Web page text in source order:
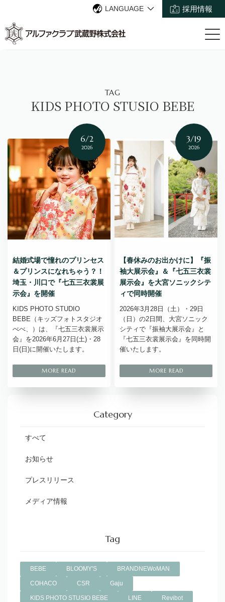
LANGUAGE 採用情報
TAG
KIDS PHOTO STUSIO BEBE
6/2
2026
結婚式場で憧れのプリンセス
＆プリンスになれちゃう？！
埼玉・川口で『七五三衣裳展
示会』を開催
KIDS PHOTO STUDIO
BEBE（キッズフォトスタジオ
べべ、）は、『七五三衣裳展示
会』を2026年6月27日(土)・28
日(日)に開催いたします。
3/19
2026
【春休みのお出かけに】『振
袖大展示会』＆『七五三衣裳
展示会』を大宮ソニックシテ
ィで同時開催
2026年3月28日（土）・29日
（日）の2日間、大宮ソニック
シティで『振袖大展示会』と
『七五三衣裳展示会』を同時開
催いたします。
Category
すべて
お知らせ
プレスリリース
メディア情報
Tag
BEBE BLOOMY'S BRANDNEWoMAN
COHACO CSR Gaju
KIDS PHOTO STUSIO BEBE LINE Revibot